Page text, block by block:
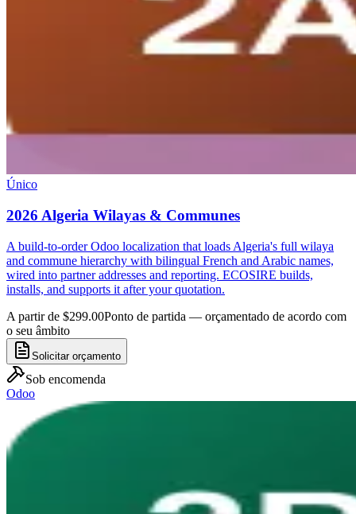
Único
2026 Algeria Wilayas & Communes
A build-to-order Odoo localization that loads Algeria's full wilaya
and commune hierarchy with bilingual French and Arabic names,
wired into partner addresses and reporting. ECOSIRE builds,
installs, and supports it after your quotation.
A partir de $299.00Ponto de partida — orçamentado de acordo com
o seu âmbito
Solicitar orçamento
Sob encomenda
Odoo